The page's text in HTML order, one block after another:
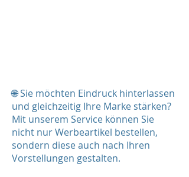
🌐 Sie möchten Eindruck hinterlassen
und gleichzeitig Ihre Marke stärken?
Mit unserem Service können Sie
nicht nur Werbeartikel bestellen,
sondern diese auch nach Ihren
Vorstellungen gestalten.